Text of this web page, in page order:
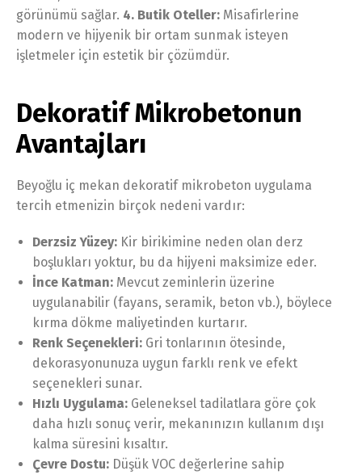
görünümü sağlar. 4. Butik Oteller: Misafirlerine
modern ve hijyenik bir ortam sunmak isteyen
işletmeler için estetik bir çözümdür.
Dekoratif Mikrobetonun
Avantajları
Beyoğlu iç mekan dekoratif mikrobeton uygulama
tercih etmenizin birçok nedeni vardır:
Derzsiz Yüzey: Kir birikimine neden olan derz
boşlukları yoktur, bu da hijyeni maksimize eder.
İnce Katman: Mevcut zeminlerin üzerine
uygulanabilir (fayans, seramik, beton vb.), böylece
kırma dökme maliyetinden kurtarır.
Renk Seçenekleri: Gri tonlarının ötesinde,
dekorasyonunuza uygun farklı renk ve efekt
seçenekleri sunar.
Hızlı Uygulama: Geleneksel tadilatlara göre çok
daha hızlı sonuç verir, mekanınızın kullanım dışı
kalma süresini kısaltır.
Çevre Dostu: Düşük VOC değerlerine sahip